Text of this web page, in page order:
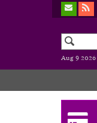
Aug 9 2026